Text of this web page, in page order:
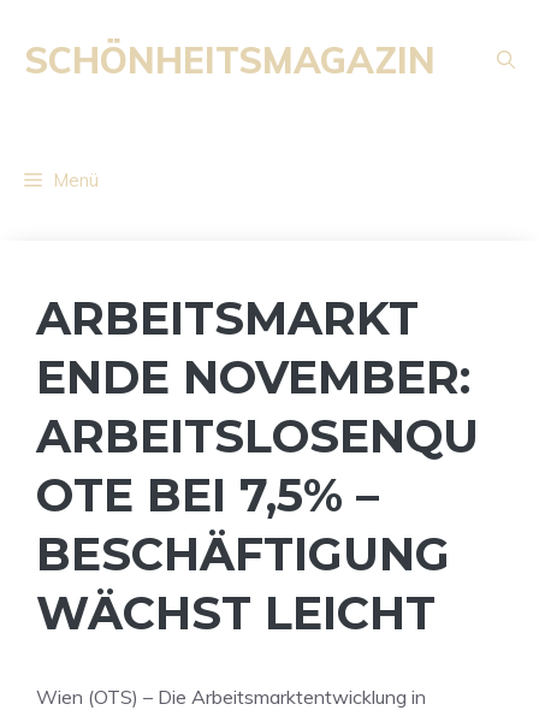
Inhalt
springen
SCHÖNHEITSMAGAZIN
Menü
ARBEITSMARKT
ENDE NOVEMBER:
ARBEITSLOSENQU
OTE BEI 7,5% –
BESCHÄFTIGUNG
WÄCHST LEICHT
Wien (OTS) – Die Arbeitsmarktentwicklung in